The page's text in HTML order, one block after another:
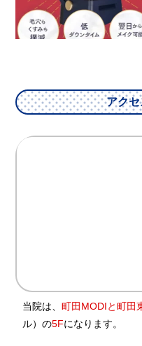
アク
当院は、町田MODIと町田
ル）の5Fになります。